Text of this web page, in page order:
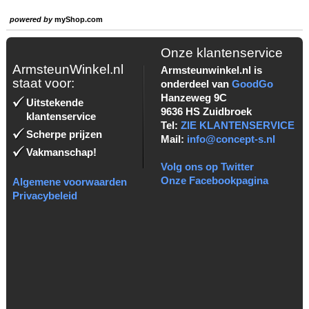
powered bymyShop.com
ArmsteunWinkel.nl
staat voor:
Uitstekende
klantenservice
Scherpe prijzen
Vakmanschap!
Algemene voorwaarden
Privacybeleid
Onze klantenservice
Armsteunwinkel.nl is
onderdeel van GoodGo
Hanzeweg 9C
9636 HS Zuidbroek
Tel: ZIE KLANTENSERVICE
Mail: info@concept-s.nl
Volg ons op Twitter
Onze Facebookpagina